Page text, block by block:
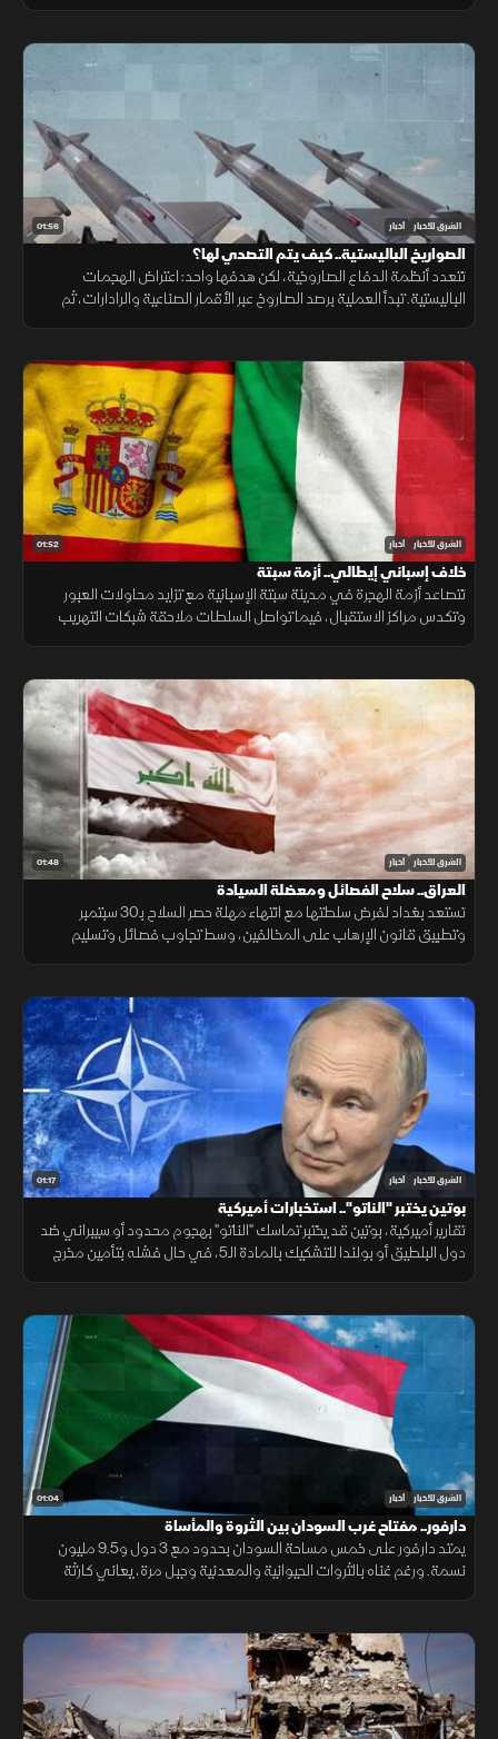
01:56 الشرق للأخبار أخبار
الصواريخ الباليستية.. كيف يتم التصدي لها؟
تتعدد أنظمة الدفاع الصاروخية، لكن هدفها واحد: اعتراض الهجمات
الباليستية. تبدأ العملية برصد الصاروخ عبر الأقمار الصناعية والرادارات، ثم
01:52 الشرق للأخبار أخبار
خلاف إسباني إيطالي.. أزمة سبتة
تتصاعد أزمة الهجرة في مدينة سبتة الإسبانية مع تزايد محاولات العبور
وتكدس مراكز الاستقبال، فيما تواصل السلطات ملاحقة شبكات التهريب
01:48 الشرق للأخبار أخبار
العراق.. سلاح الفصائل ومعضلة السيادة
تستعد بغداد لفرض سلطتها مع انتهاء مهلة حصر السلاح بـ30 سبتمبر
وتطبيق قانون الإرهاب على المخالفين، وسط تجاوب فصائل وتسليم
01:17 الشرق للأخبار أخبار
بوتين يختبر "الناتو".. استخبارات أميركية
تقارير أميركية، بوتين قد يختبر تماسك "الناتو" بهجوم محدود أو سيبراني ضد
دول البلطيق أو بولندا للتشكيك بالمادة الـ5، في حال فشله بتأمين مخرج
01:04 الشرق للأخبار أخبار
دارفور.. مفتاح غرب السودان بين الثروة والمأساة
يمتد دارفور على خمس مساحة السودان بحدود مع 3 دول و9.5 مليون
نسمة. ورغم غناه بالثروات الحيوانية والمعدنية وجبل مرة، يعاني كارثة